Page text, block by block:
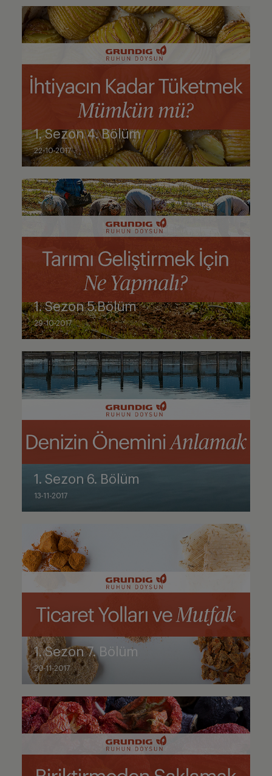
22-10-2017
1. Sezon 4. Bölüm
29-10-2017
1. Sezon 5.Bölüm
13-11-2017
1. Sezon 6. Bölüm
20-11-2017
1. Sezon 7. Bölüm